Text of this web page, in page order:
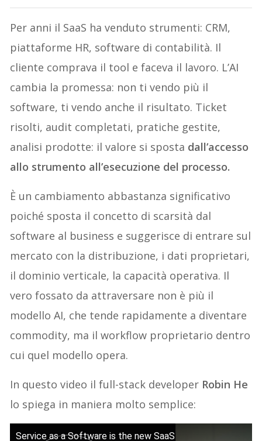
Per anni il SaaS ha venduto strumenti: CRM,
piattaforme HR, software di contabilità. Il
cliente comprava il tool e faceva il lavoro. L’AI
cambia la promessa: non ti vendo più il
software, ti vendo anche il risultato. Ticket
risolti, audit completati, pratiche gestite,
analisi prodotte: il valore si sposta dall’accesso
allo strumento all’esecuzione del processo.
È un cambiamento abbastanza significativo
poiché sposta il concetto di scarsità dal
software al business e suggerisce di entrare sul
mercato con la distribuzione, i dati proprietari,
il dominio verticale, la capacità operativa. Il
vero fossato da attraversare non è più il
modello AI, che tende rapidamente a diventare
commodity, ma il workflow proprietario dentro
cui quel modello opera.
In questo video il full-stack developer Robin He
lo spiega in maniera molto semplice:
Service as a Software is the new SaaS